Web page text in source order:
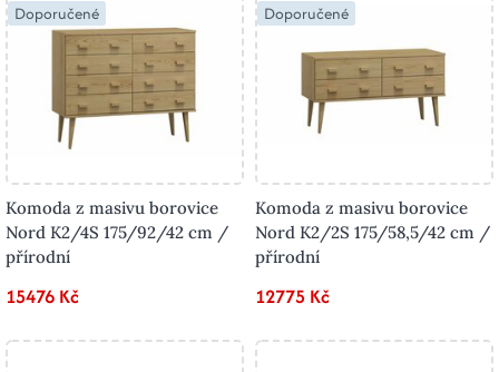
Doporučené
Komoda z masivu borovice
Nord K2/4S 175/92/42 cm /
přírodní
15476 Kč
Doporučené
Komoda z masivu borovice
Nord K2/2S 175/58,5/42 cm /
přírodní
12775 Kč